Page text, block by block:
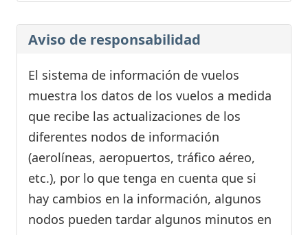
Aviso de responsabilidad
El sistema de información de vuelos
muestra los datos de los vuelos a medida
que recibe las actualizaciones de los
diferentes nodos de información
(aerolíneas, aeropuertos, tráfico aéreo,
etc.), por lo que tenga en cuenta que si
hay cambios en la información, algunos
nodos pueden tardar algunos minutos en